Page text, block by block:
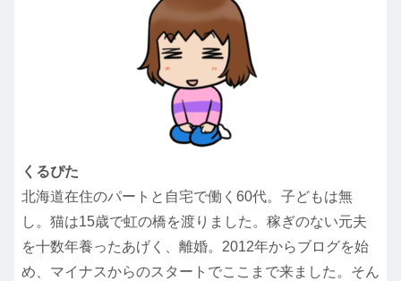
くるぴた
北海道在住のパートと自宅で働く60代。子どもは無
し。猫は15歳で虹の橋を渡りました。稼ぎのない元夫
を十数年養ったあげく、離婚。2012年からブログを始
め、マイナスからのスタートでここまで来ました。そん